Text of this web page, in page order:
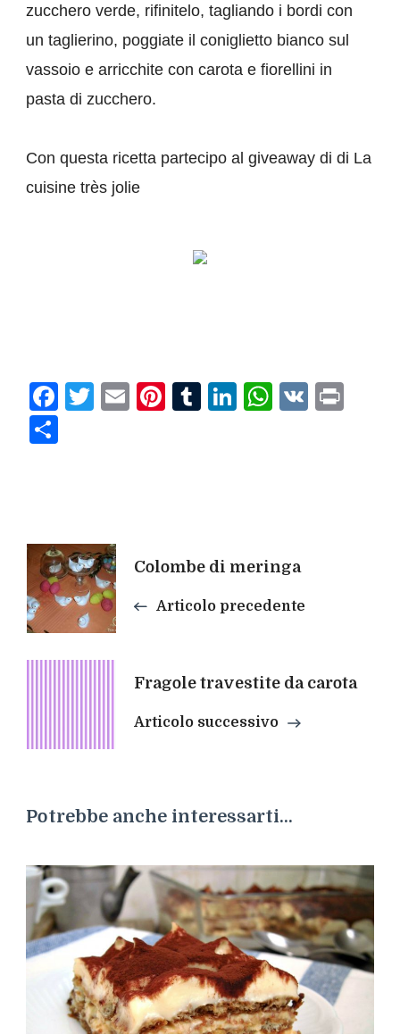
zucchero verde, rifinitelo, tagliando i bordi con
un taglierino, poggiate il coniglietto bianco sul
vassoio e arricchite con carota e fiorellini in
pasta di zucchero.
Con questa ricetta partecipo al giveaway di di La
cuisine très jolie
Facebook
Twitter
EmailPinterest
Tumblr
LinkedIn
VK
Navigazione
articoli
Colombe di meringa
Articolo precedente
Fragole travestite da carota
Articolo successivo
Potrebbe anche interessarti...